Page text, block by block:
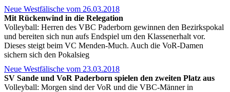
Neue Westfälische vom 26.03.2018
Mit Rückenwind in die Relegation
Volleyball: Herren des VBC Paderborn gewinnen den Bezirkspokal
und bereiten sich nun aufs Endspiel um den Klassenerhalt vor.
Dieses steigt beim VC Menden-Much. Auch die VoR-Damen
sichern sich den Pokalsieg
Neue Westfälische vom 23.03.2018
SV Sande und VoR Paderborn spielen den zweiten Platz aus
Volleyball: Morgen sind der VoR und die VBC-Männer in